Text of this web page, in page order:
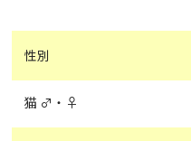
性別
猫 ♂・♀